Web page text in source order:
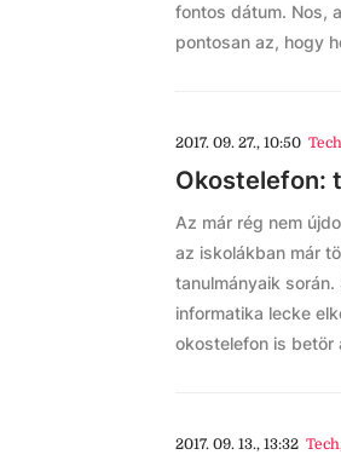
fontos dátum. Nos,
pontosan az, hogy
2017. 09. 27., 10:50
Okostelefon:
Az már rég nem
az iskolákban már
tanulmányaik
informatika lecke
okostelefon is betör
2017. 09. 13., 13:32 Tech